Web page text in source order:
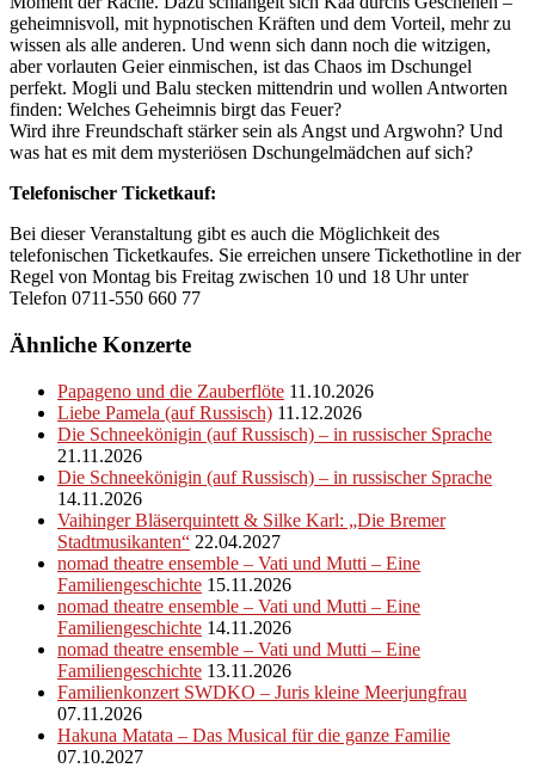
geheimnisvoll, mit hypnotischen Kräften und dem Vorteil, mehr zu
wissen als alle anderen. Und wenn sich dann noch die witzigen,
aber vorlauten Geier einmischen, ist das Chaos im Dschungel
perfekt. Mogli und Balu stecken mittendrin und wollen Antworten
finden: Welches Geheimnis birgt das Feuer?
Wird ihre Freundschaft stärker sein als Angst und Argwohn? Und
was hat es mit dem mysteriösen Dschungelmädchen auf sich?
Telefonischer Ticketkauf:
Bei dieser Veranstaltung gibt es auch die Möglichkeit des
telefonischen Ticketkaufes. Sie erreichen unsere Tickethotline in der
Regel von Montag bis Freitag zwischen 10 und 18 Uhr unter
Telefon 0711-550 660 77
Ähnliche Konzerte
Papageno und die Zauberflöte 11.10.2026
Liebe Pamela (auf Russisch) 11.12.2026
Die Schneekönigin (auf Russisch) – in russischer Sprache
21.11.2026
Die Schneekönigin (auf Russisch) – in russischer Sprache
14.11.2026
Vaihinger Bläserquintett & Silke Karl: „Die Bremer
Stadtmusikanten“ 22.04.2027
nomad theatre ensemble – Vati und Mutti – Eine
Familiengeschichte 15.11.2026
nomad theatre ensemble – Vati und Mutti – Eine
Familiengeschichte 14.11.2026
nomad theatre ensemble – Vati und Mutti – Eine
Familiengeschichte 13.11.2026
Familienkonzert SWDKO – Juris kleine Meerjungfrau
07.11.2026
Hakuna Matata – Das Musical für die ganze Familie
07.10.2027